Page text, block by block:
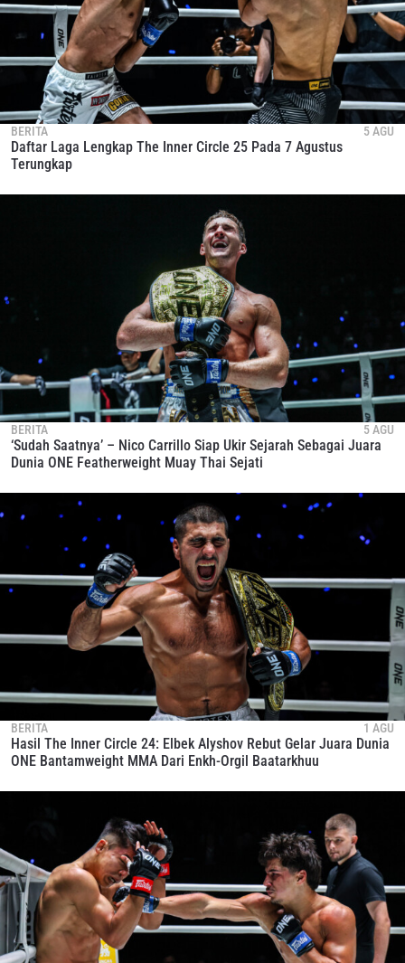
BERITA 5 AGU
Daftar Laga Lengkap The Inner Circle 25 Pada 7 Agustus
Terungkap
BERITA 5 AGU
‘Sudah Saatnya’ – Nico Carrillo Siap Ukir Sejarah Sebagai Juara
Dunia ONE Featherweight Muay Thai Sejati
BERITA 1 AGU
Hasil The Inner Circle 24: Elbek Alyshov Rebut Gelar Juara Dunia
ONE Bantamweight MMA Dari Enkh-Orgil Baatarkhuu